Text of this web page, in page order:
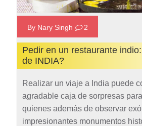
By Nary Singh 2
Pedir en un restaurante
de INDIA?
Realizar un viaje a India puede
agradable caja de sorpresas
quienes además de observar
impresionantes monumentos